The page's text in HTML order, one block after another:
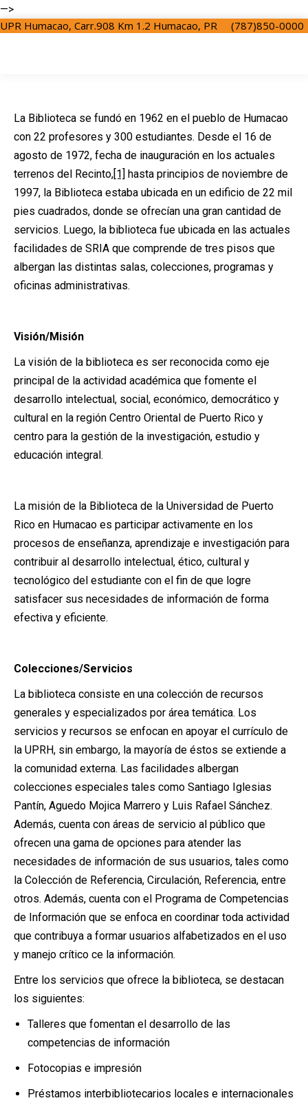
—>
UPR Humacao, Carr.908 Km 1.2 Humacao, PR (787)850-0000
La Biblioteca se fundó en 1962 en el pueblo de Humacao
con 22 profesores y 300 estudiantes. Desde el 16 de
agosto de 1972, fecha de inauguración en los actuales
terrenos del Recinto,[1] hasta principios de noviembre de
1997, la Biblioteca estaba ubicada en un edificio de 22 mil
pies cuadrados, donde se ofrecían una gran cantidad de
servicios. Luego, la biblioteca fue ubicada en las actuales
facilidades de SRIA que comprende de tres pisos que
albergan las distintas salas, colecciones, programas y
oficinas administrativas.
Visión/Misión
La visión de la biblioteca es ser reconocida como eje
principal de la actividad académica que fomente el
desarrollo intelectual, social, económico, democrático y
cultural en la región Centro Oriental de Puerto Rico y
centro para la gestión de la investigación, estudio y
educación integral.
La misión de la Biblioteca de la Universidad de Puerto
Rico en Humacao es participar activamente en los
procesos de enseñanza, aprendizaje e investigación para
contribuir al desarrollo intelectual, ético, cultural y
tecnológico del estudiante con el fin de que logre
satisfacer sus necesidades de información de forma
efectiva y eficiente.
Colecciones/Servicios
La biblioteca consiste en una colección de recursos
generales y especializados por área temática. Los
servicios y recursos se enfocan en apoyar el currículo de
la UPRH, sin embargo, la mayoría de éstos se extiende a
la comunidad externa. Las facilidades albergan
colecciones especiales tales como Santiago Iglesias
Pantín, Aguedo Mojica Marrero y Luis Rafael Sánchez.
Además, cuenta con áreas de servicio al público que
ofrecen una gama de opciones para atender las
necesidades de información de sus usuarios, tales como
la Colección de Referencia, Circulación, Referencia, entre
otros. Además, cuenta con el Programa de Competencias
de Información que se enfoca en coordinar toda actividad
que contribuya a formar usuarios alfabetizados en el uso
y manejo crítico ce la información.
Entre los servicios que ofrece la biblioteca, se destacan
los siguientes:
Talleres que fomentan el desarrollo de las
competencias de información
Fotocopias e impresión
Préstamos interbibliotecarios locales e internacionales